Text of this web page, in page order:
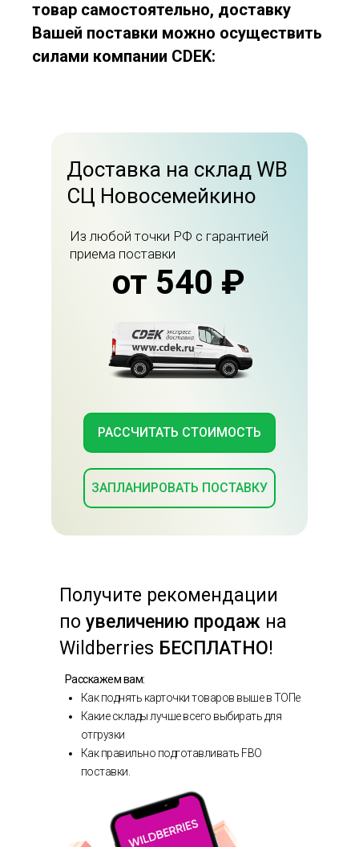
товар самостоятельно, доставку
Вашей поставки можно осуществить
силами компании CDEK:
Доставка на склад WB
СЦ Новосемейкино
Из любой точки РФ с гарантией
приема поставки
РАССЧИТАТЬ СТОИМОСТЬ
ЗАПЛАНИРОВАТЬ ПОСТАВКУ
от 540 ₽
Расскажем вам:
Как поднять карточки товаров выше в ТОПе
Какие склады лучше всего выбирать для
отгрузки
Как правильно подготавливать FBO
поставки.
Получите рекомендации
по увеличению продаж на
Wildberries БЕСПЛАТНО!